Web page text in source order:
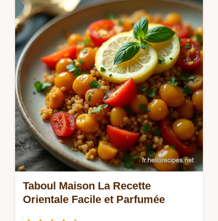
Bolognaise faciles dignes dune nonna
italienne grâce à un Ragu mijoté et une
béchamel onctueuse Un plat familial
inoubliable
Taboul Maison La Recette
Orientale Facile et Parfumée